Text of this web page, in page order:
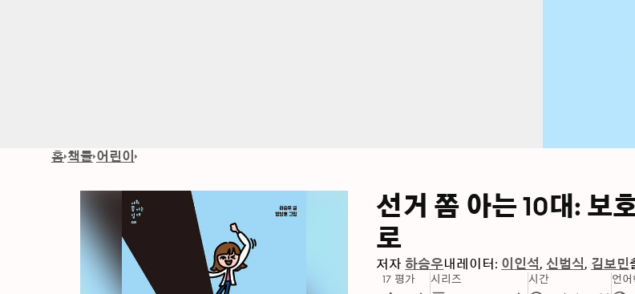
홈 책들 어린이
선거 쫌 아는 10대: 보
로
저자 하승우내레이터: 이인석 신범식 김보민
17 평가 시리즈 시간 언어